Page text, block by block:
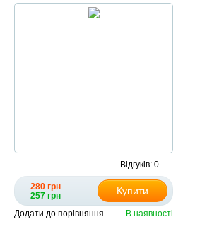
Полтавський
Відгуків: 0
280 грн
257 грн
Купити
Додати до порівняння В наявності